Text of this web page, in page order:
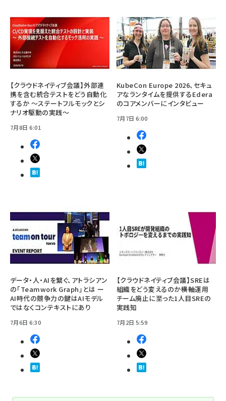
【クラウドネイティブ会議】外部連
携を含む統合テストをどう自動化
するか ～ステートフルモックとシ
ナリオ駆動の実践～
7月8日 6:01
KubeCon Europe 2026、セキュ
アなランタイムを提供するEdera
のコアメンバーにインタビュー
7月7日 6:00
データ・人・AIを繋ぐ、アトラシアン
の「Teamwork Graph」とは ー
AI時代の競争力の鍵はAIモデル
ではなくコンテキストにあり
7月6日 6:30
【クラウドネイティブ会議】SREは
組織をどう変えるのか――横軸運用
チーム廃止に至った1人目SREの
実践知
7月2日 5:59